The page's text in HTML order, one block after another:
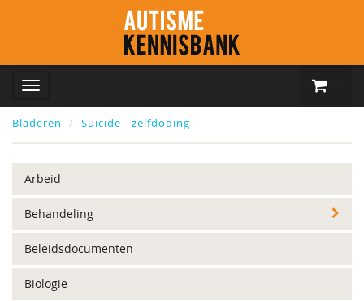
Bladeren Suïcide - zelfdoding
Arbeid
Behandeling
Beleidsdocumenten
Biologie